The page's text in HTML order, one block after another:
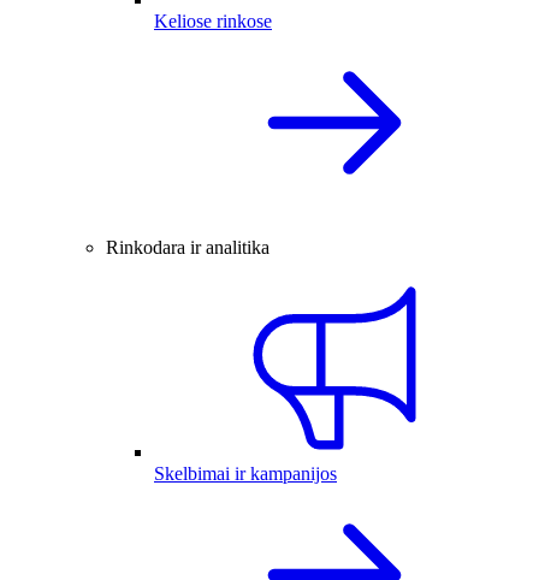
Keliose rinkose
Rinkodara ir analitika
Skelbimai ir kampanijos